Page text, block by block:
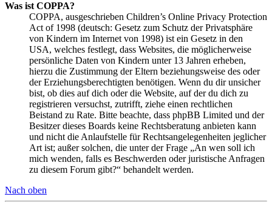
Was ist COPPA?
COPPA, ausgeschrieben Children’s Online Privacy Protection
Act of 1998 (deutsch: Gesetz zum Schutz der Privatsphäre
von Kindern im Internet von 1998) ist ein Gesetz in den
USA, welches festlegt, dass Websites, die möglicherweise
persönliche Daten von Kindern unter 13 Jahren erheben,
hierzu die Zustimmung der Eltern beziehungsweise des oder
der Erziehungsberechtigten benötigen. Wenn du dir unsicher
bist, ob dies auf dich oder die Website, auf der du dich zu
registrieren versuchst, zutrifft, ziehe einen rechtlichen
Beistand zu Rate. Bitte beachte, dass phpBB Limited und der
Besitzer dieses Boards keine Rechtsberatung anbieten kann
und nicht die Anlaufstelle für Rechtsangelegenheiten jeglicher
Art ist; außer solchen, die unter der Frage „An wen soll ich
mich wenden, falls es Beschwerden oder juristische Anfragen
zu diesem Forum gibt?“ behandelt werden.
Nach oben